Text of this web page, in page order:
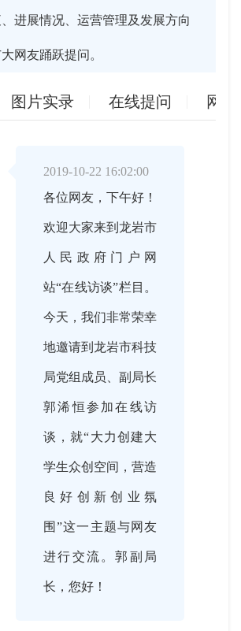
进展情况、运营管理及发展方向
网友踊跃提问。
图片实录 在线提问 网
2019-10-22 16:02:00
各位网友，下午好！
欢迎大家来到龙岩市
人民政府门户网
站“在线访谈”栏目。
今天，我们非常荣幸
地邀请到龙岩市科技
局党组成员、副局长
郭浠恒参加在线访
谈，就“大力创建大
学生众创空间，营造
良好创新创业氛
围”这一主题与网友
进行交流。郭副局
长，您好！